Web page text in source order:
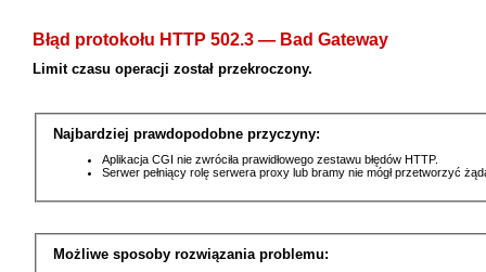
Błąd protokołu HTTP 502.3 — Bad Gateway
Limit czasu operacji został przekroczony.
Najbardziej prawdopodobne przyczyny:
Aplikacja CGI nie zwróciła prawidłowego zestawu błędów HTTP.
Serwer pełniący rolę serwera proxy lub bramy nie mógł przetworzyć
Możliwe sposoby rozwiązania problemu: